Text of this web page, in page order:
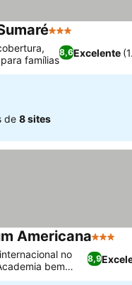
3 Estrelas
8,6Excelente
famílias
de 8 sites
Americana3
8,9
no
bem